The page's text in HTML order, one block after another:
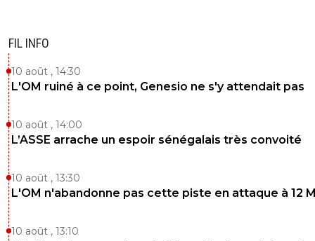
FIL INFO
10 août , 14:30
L'OM ruiné à ce point, Genesio ne s'y attendait pas
10 août , 14:00
L’ASSE arrache un espoir sénégalais très convoité
10 août , 13:30
L'OM n'abandonne pas cette piste en attaque à 12
10 août , 13:10